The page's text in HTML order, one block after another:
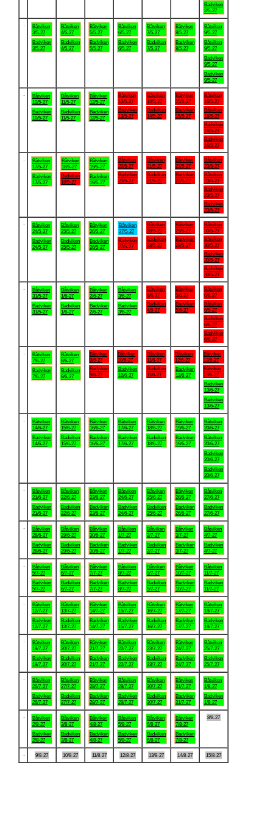
Badviken
2/5-27
Båtviken
3/5-27
Badviken
3/5-27
Båtviken
4/5-27
Badviken
4/5-27
Båtviken
5/5-27
Badviken
5/5-27
Båtviken
6/5-27
Badviken
6/5-27
Båtviken
7/5-27
Badviken
7/5-27
Båtviken
8/5-27
Badviken
8/5-27
Båtviken
9/5-27
Båtviken
9/5-27
Badviken
9/5-27
Badviken
9/5-27
Båtviken
10/5-27
Badviken
10/5-27
Båtviken
11/5-27
Badviken
11/5-27
Båtviken
12/5-27
Badviken
12/5-27
Båtviken
13/5-27
Badviken
13/5-27
Båtviken
14/5-27
Badviken
14/5-27
Båtviken
15/5-27
Badviken
15/5-27
Båtviken
16/5-27
Båtviken
16/5-27
Badviken
16/5-27
Badviken
16/5-27
Båtviken
17/5-27
Badviken
17/5-27
Båtviken
18/5-27
Badviken
18/5-27
Båtviken
19/5-27
Badviken
19/5-27
Båtviken
20/5-27
Badviken
20/5-27
Båtviken
21/5-27
Badviken
21/5-27
Båtviken
22/5-27
Badviken
22/5-27
Båtviken
23/5-27
Båtviken
23/5-27
Badviken
23/5-27
Badviken
23/5-27
Båtviken
24/5-27
Badviken
24/5-27
Båtviken
25/5-27
Badviken
25/5-27
Båtviken
26/5-27
Badviken
26/5-27
Båtviken
27/5-27
Badviken
27/5-27
Båtviken
28/5-27
Badviken
28/5-27
Båtviken
29/5-27
Badviken
29/5-27
Båtviken
30/5-27
Båtviken
30/5-27
Badviken
30/5-27
Badviken
30/5-27
Båtviken
31/5-27
Badviken
31/5-27
Båtviken
1/6-27
Badviken
1/6-27
Båtviken
2/6-27
Badviken
2/6-27
Båtviken
3/6-27
Badviken
3/6-27
Båtviken
4/6-27
Badviken
4/6-27
Båtviken
5/6-27
Badviken
5/6-27
Båtviken
6/6-27
Båtviken
6/6-27
Badviken
6/6-27
Badviken
6/6-27
Båtviken
7/6-27
Badviken
7/6-27
Båtviken
8/6-27
Badviken
8/6-27
Båtviken
9/6-27
Badviken
9/6-27
Båtviken
10/6-27
Badviken
10/6-27
Båtviken
11/6-27
Badviken
11/6-27
Båtviken
12/6-27
Badviken
12/6-27
Båtviken
13/6-27
Båtviken
13/6-27
Badviken
13/6-27
Badviken
13/6-27
Båtviken
14/6-27
Badviken
14/6-27
Båtviken
15/6-27
Badviken
15/6-27
Båtviken
16/6-27
Badviken
16/6-27
Båtviken
17/6-27
Badviken
17/6-27
Båtviken
18/6-27
Badviken
18/6-27
Båtviken
19/6-27
Badviken
19/6-27
Båtviken
20/6-27
Båtviken
20/6-27
Badviken
20/6-27
Badviken
20/6-27
Båtviken
21/6-27
Badviken
21/6-27
Båtviken
22/6-27
Badviken
22/6-27
Båtviken
23/6-27
Badviken
23/6-27
Båtviken
24/6-27
Badviken
24/6-27
Båtviken
25/6-27
Badviken
25/6-27
Båtviken
26/6-27
Badviken
26/6-27
Båtviken
27/6-27
Badviken
27/6-27
Båtviken
28/6-27
Badviken
28/6-27
Båtviken
29/6-27
Badviken
29/6-27
Båtviken
30/6-27
Badviken
30/6-27
Båtviken
1/7-27
Badviken
1/7-27
Båtviken
2/7-27
Badviken
2/7-27
Båtviken
3/7-27
Badviken
3/7-27
Båtviken
4/7-27
Badviken
4/7-27
Båtviken
5/7-27
Badviken
5/7-27
Båtviken
6/7-27
Badviken
6/7-27
Båtviken
7/7-27
Badviken
7/7-27
Båtviken
8/7-27
Badviken
8/7-27
Båtviken
9/7-27
Badviken
9/7-27
Båtviken
10/7-27
Badviken
10/7-27
Båtviken
11/7-27
Badviken
11/7-27
Båtviken
12/7-27
Badviken
12/7-27
Båtviken
13/7-27
Badviken
13/7-27
Båtviken
14/7-27
Badviken
14/7-27
Båtviken
15/7-27
Badviken
15/7-27
Båtviken
16/7-27
Badviken
16/7-27
Båtviken
17/7-27
Badviken
17/7-27
Båtviken
18/7-27
Badviken
18/7-27
Båtviken
19/7-27
Badviken
19/7-27
Båtviken
20/7-27
Badviken
20/7-27
Båtviken
21/7-27
Badviken
21/7-27
Båtviken
22/7-27
Badviken
22/7-27
Båtviken
23/7-27
Badviken
23/7-27
Båtviken
24/7-27
Badviken
24/7-27
Båtviken
25/7-27
Badviken
25/7-27
Båtviken
26/7-27
Badviken
26/7-27
Båtviken
27/7-27
Badviken
27/7-27
Båtviken
28/7-27
Badviken
28/7-27
Båtviken
29/7-27
Badviken
29/7-27
Båtviken
30/7-27
Badviken
30/7-27
Båtviken
31/7-27
Badviken
31/7-27
Båtviken
1/8-27
Badviken
1/8-27
Båtviken
2/8-27
Badviken
2/8-27
Båtviken
3/8-27
Badviken
3/8-27
Båtviken
4/8-27
Badviken
4/8-27
Båtviken
5/8-27
Badviken
5/8-27
Båtviken
6/8-27
Badviken
6/8-27
Båtviken
7/8-27
Badviken
7/8-27
8/8-27
9/8-27 10/8-27 11/8-27 12/8-27 13/8-27 14/8-27 15/8-27